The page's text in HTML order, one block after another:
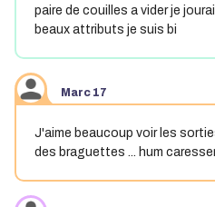
paire de couilles a vider je
beaux attributs je suis bi
Marc 17
J'aime beaucoup voir les
des braguettes ... hum